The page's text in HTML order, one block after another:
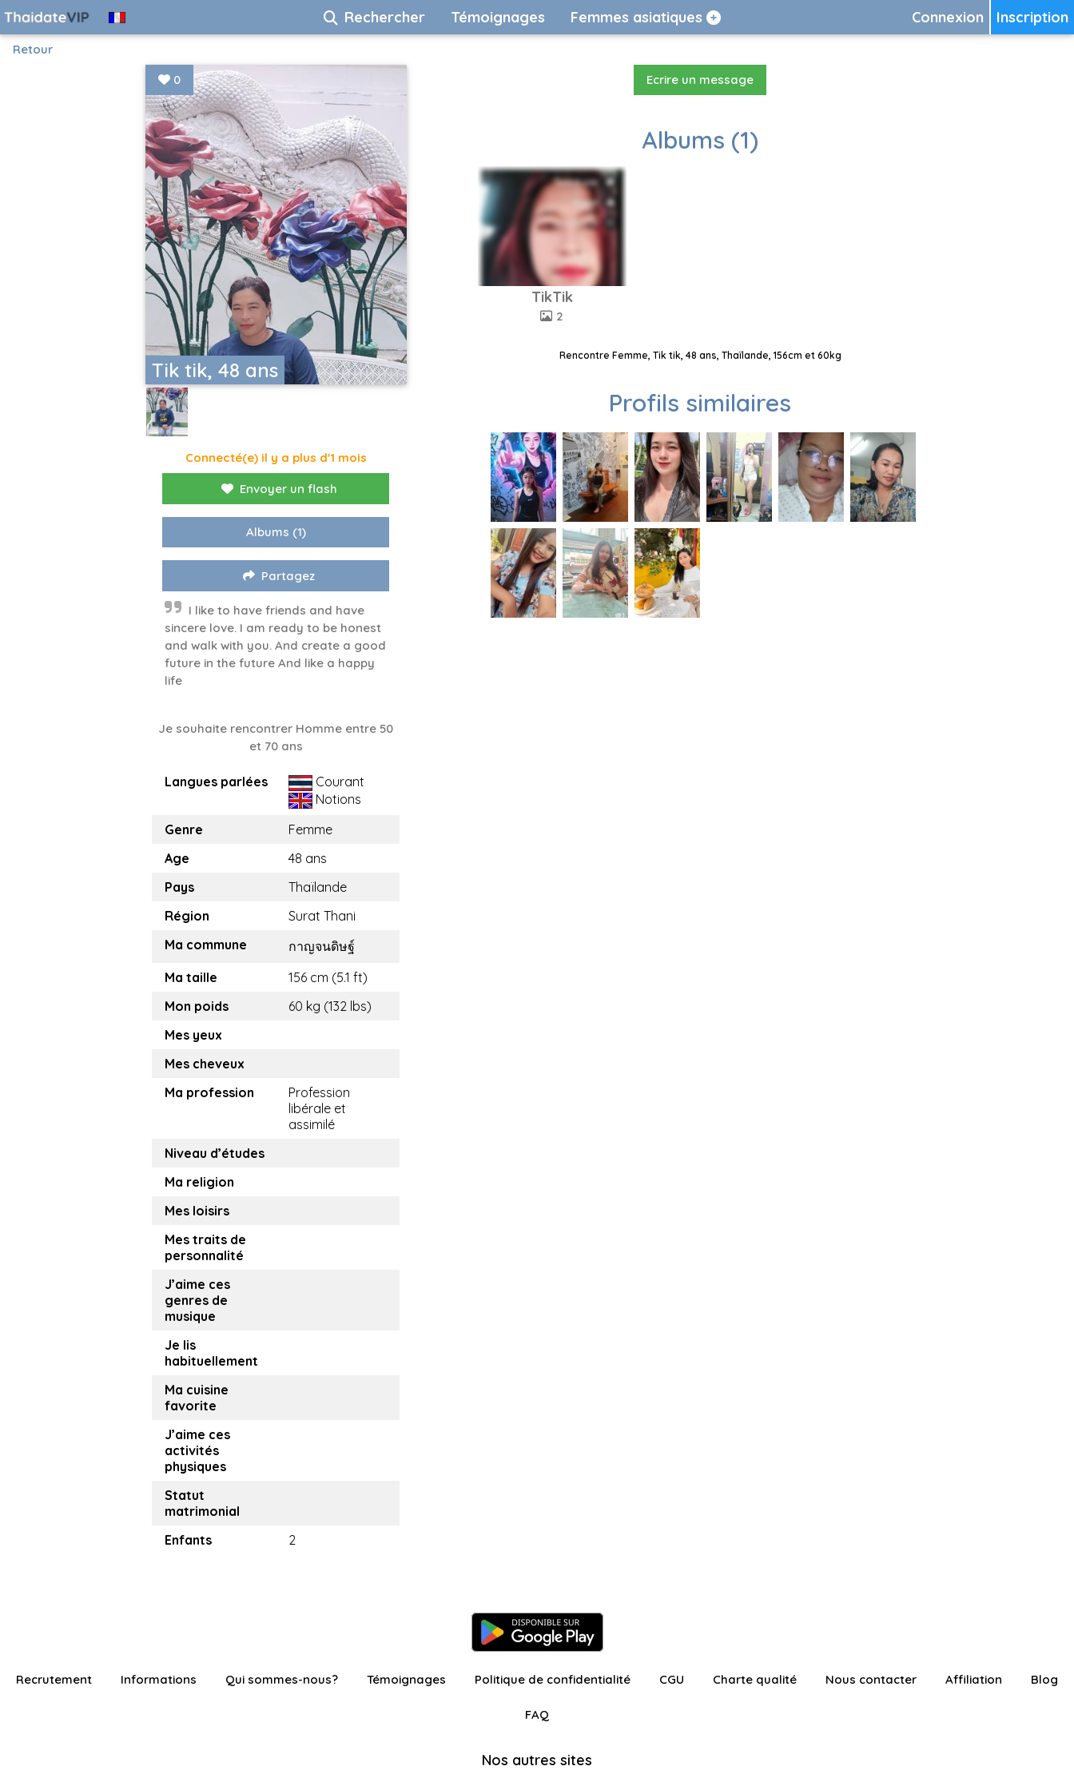
Inscription
Connexion
Rechercher Témoignages Femmes asiatiques
Retour
Tik tik, 48 ans
0
Connecté(e) il y a plus d'1 mois
Envoyer un flash
Albums (1)
Partagez
I like to have friends and have
sincere love. I am ready to be honest
and walk with you. And create a good
future in the future And like a happy
life
Je souhaite rencontrer Homme entre 50
et 70 ans
Langues parlées
Courant
Notions
Genre
Femme
Age
48 ans
Pays
Thaïlande
Région
Surat Thani
Ma commune
กาญจนดิษฐ์
Ma taille
156 cm (5.1 ft)
Mon poids
60 kg (132 lbs)
Mes yeux
Mes cheveux
Ma profession
Profession
libérale et
assimilé
Niveau d’études
Ma religion
Mes loisirs
Mes traits de
personnalité
J’aime ces
genres de
musique
Je lis
habituellement
Ma cuisine
favorite
J’aime ces
activités
physiques
Statut
matrimonial
Enfants
2
Ecrire un message
Albums (1)
TikTik
2
Rencontre Femme, Tik tik, 48 ans, Thaïlande, 156cm et 60kg
Profils similaires
Recrutement Informations Qui sommes-nous? Témoignages Politique de confidentialité CGU Charte qualité Nous contacter Affiliation Blog
FAQ
Nos autres sites